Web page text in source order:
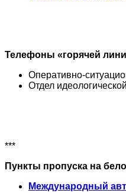
Телефоны «горячей
Оперативно-
Отдел
***
Пункты пропуска на
Международный